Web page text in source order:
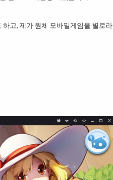
고, 제가 원체 모바일게임을 별로라